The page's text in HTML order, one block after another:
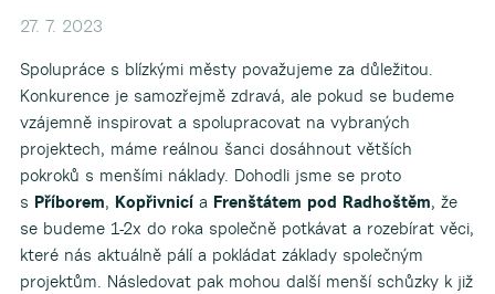
27. 7. 2023
Spolupráce s blízkými městy považujeme za důležitou.
Konkurence je samozřejmě zdravá, ale pokud se budeme
vzájemně inspirovat a spolupracovat na vybraných
projektech, máme reálnou šanci dosáhnout větších
pokroků s menšími náklady. Dohodli jsme se proto
s Příborem, Kopřivnicí a Frenštátem pod Radhoštěm, že
se budeme 1-2x do roka společně potkávat a rozebírat věci,
které nás aktuálně pálí a pokládat základy společným
projektům. Následovat pak mohou další menší schůzky k již